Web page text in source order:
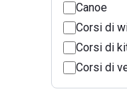
Canoe
Corsi di
Corsi di
Corsi di